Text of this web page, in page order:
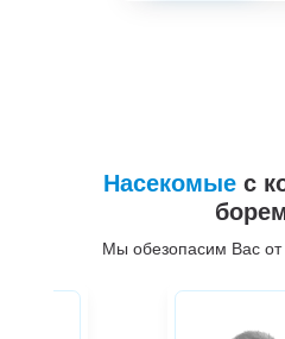
Насекомые с
Мы обезопасим Вас от